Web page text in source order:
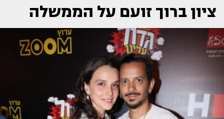
ציון ברוך זועם על הממשלה